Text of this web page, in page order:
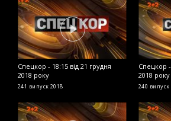
Спецкор - 18:15 від 21 грудня
2018 року
241 випуск 2018
Спецкор -
2018 року
240 випуск